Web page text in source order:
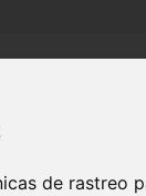
de rastreo